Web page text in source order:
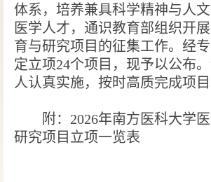
体系， 培养兼具科学精神与人
医学人才， 通识教育部组织开展
育与研究项目的征集工作。经
定立项24个项目 ， 现予以公布
人认真实施， 按时高质完成项目
附： 2026年南方医科大学
研究项目 立项一览表